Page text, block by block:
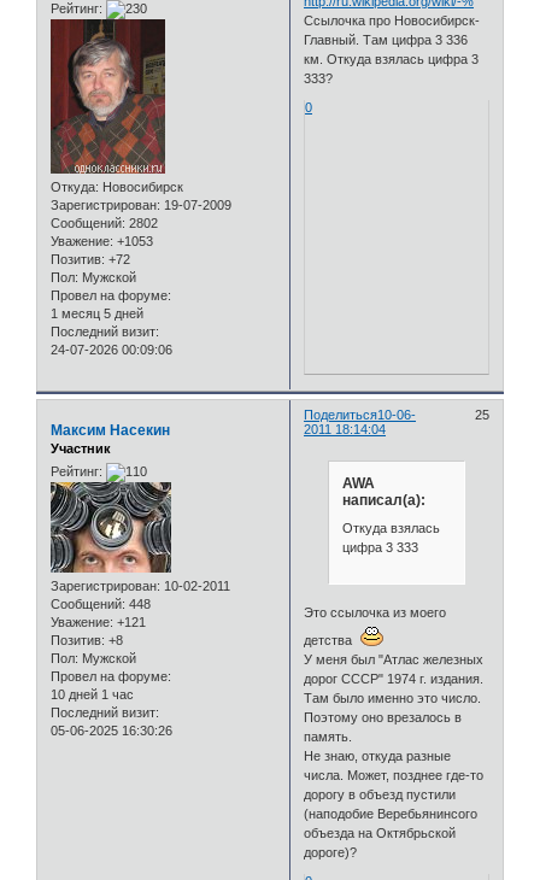
Рейтинг:
Откуда: Новосибирск
Зарегистрирован: 19-07-2009
Сообщений: 2802
Уважение: +1053
Позитив: +72
Пол: Мужской
Провел на форуме:
1 месяц 5 дней
Последний визит:
24-07-2026 00:09:06
Ссылочка про Новосибирск-
Главный. Там цифра 3 336
км. Откуда взялась цифра 3
333?
0
Поделиться 25
10-06-
2011 18:14:04
Максим Насекин
Участник
Рейтинг:
Зарегистрирован: 10-02-2011
Сообщений: 448
Уважение: +121
Позитив: +8
Пол: Мужской
Провел на форуме:
10 дней 1 час
Последний визит:
05-06-2025 16:30:26
AWA
написал(а):
Откуда взялась
цифра 3 333
Это ссылочка из моего
детства
У меня был "Атлас железных
дорог СССР" 1974 г. издания.
Там было именно это число.
Поэтому оно врезалось в
память.
Не знаю, откуда разные
числа. Может, позднее где-то
дорогу в объезд пустили
(наподобие Веребьянинсого
объезда на Октябрьской
дороге)?